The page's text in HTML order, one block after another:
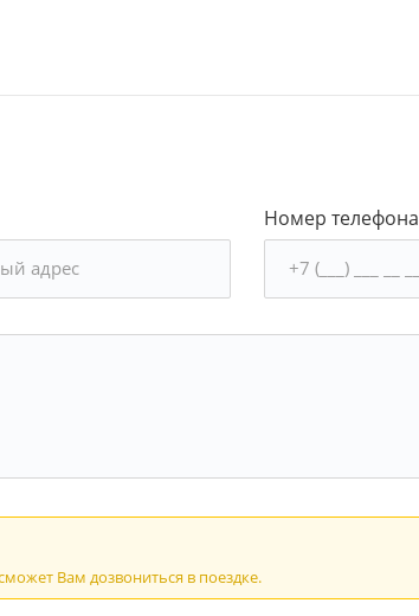
Номер телефона
Вам дозвониться в поездке.